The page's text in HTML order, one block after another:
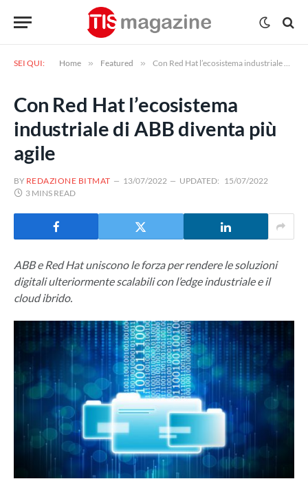
SEI QUI: Home » Featured » Con Red Hat l’ecosistema industriale di ABB diventa più agile
Con Red Hat l’ecosistema
industriale di ABB diventa più
agile
BY REDAZIONE BITMAT 13/07/2022 UPDATED: 15/07/2022
3 MINS READ
ABB e Red Hat uniscono le forza per rendere le soluzioni
digitali ulteriormente scalabili con l’edge industriale e il
cloud ibrido.